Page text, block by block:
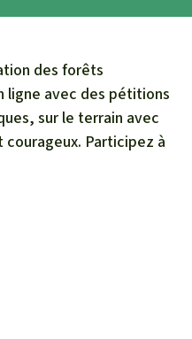
des forêts
ligne avec des pétitions
sur le terrain avec
Participez à